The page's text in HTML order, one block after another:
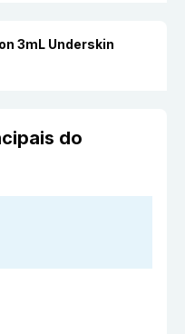
3mL Underskin
do